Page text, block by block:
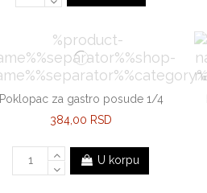
Poklopac za gastro posude 1/4
384,00 RSD
U korpu